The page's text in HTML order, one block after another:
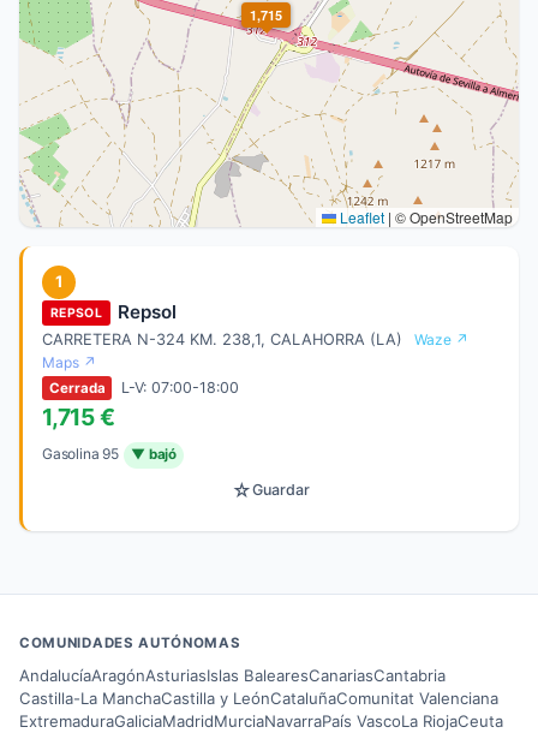
1,715
Leaflet | © OpenStreetMap
1
REPSOL Repsol
CARRETERA N-324 KM. 238,1, CALAHORRA (LA)
Waze ↗
Maps ↗
Cerrada L-V: 07:00-18:00
1,715 €
Gasolina 95 ▼ bajó
☆Guardar
COMUNIDADES AUTÓNOMAS
AndalucíaAragónAsturiasIslas BalearesCanariasCantabria
Castilla-La ManchaCastilla y LeónCataluñaComunitat Valenciana
ExtremaduraGaliciaMadridMurciaNavarraPaís VascoLa RiojaCeuta